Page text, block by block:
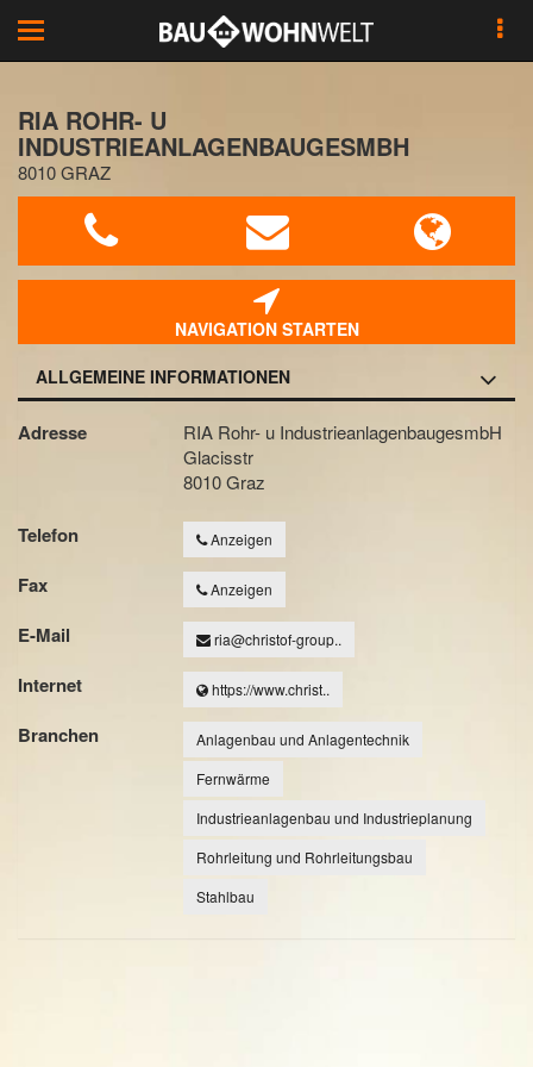
Toggle
navigation
RIA ROHR- U
INDUSTRIEANLAGENBAUGESMBH
8010 GRAZ
NAVIGATION STARTEN
ALLGEMEINE INFORMATIONEN
Adresse
RIA Rohr- u IndustrieanlagenbaugesmbH
Glacisstr
8010 Graz
Telefon Anzeigen
Fax Anzeigen
E-Mail ria@christof-group..
Internet https://www.christ..
Branchen
Anlagenbau und Anlagentechnik
Fernwärme
Industrieanlagenbau und Industrieplanung
Rohrleitung und Rohrleitungsbau
Stahlbau